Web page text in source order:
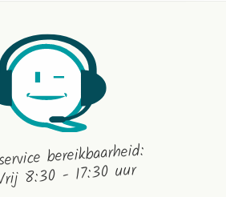
bereikbaarheid:
8:30 - 17:30 uur